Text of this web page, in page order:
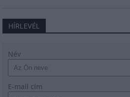
HÍRLEVÉL
Név
E-mail cím